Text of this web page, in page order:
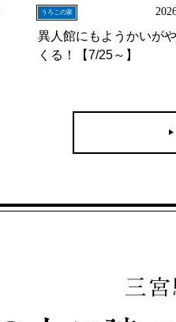
うろこの家
異人館にもようかいが
くる！【7/25～】